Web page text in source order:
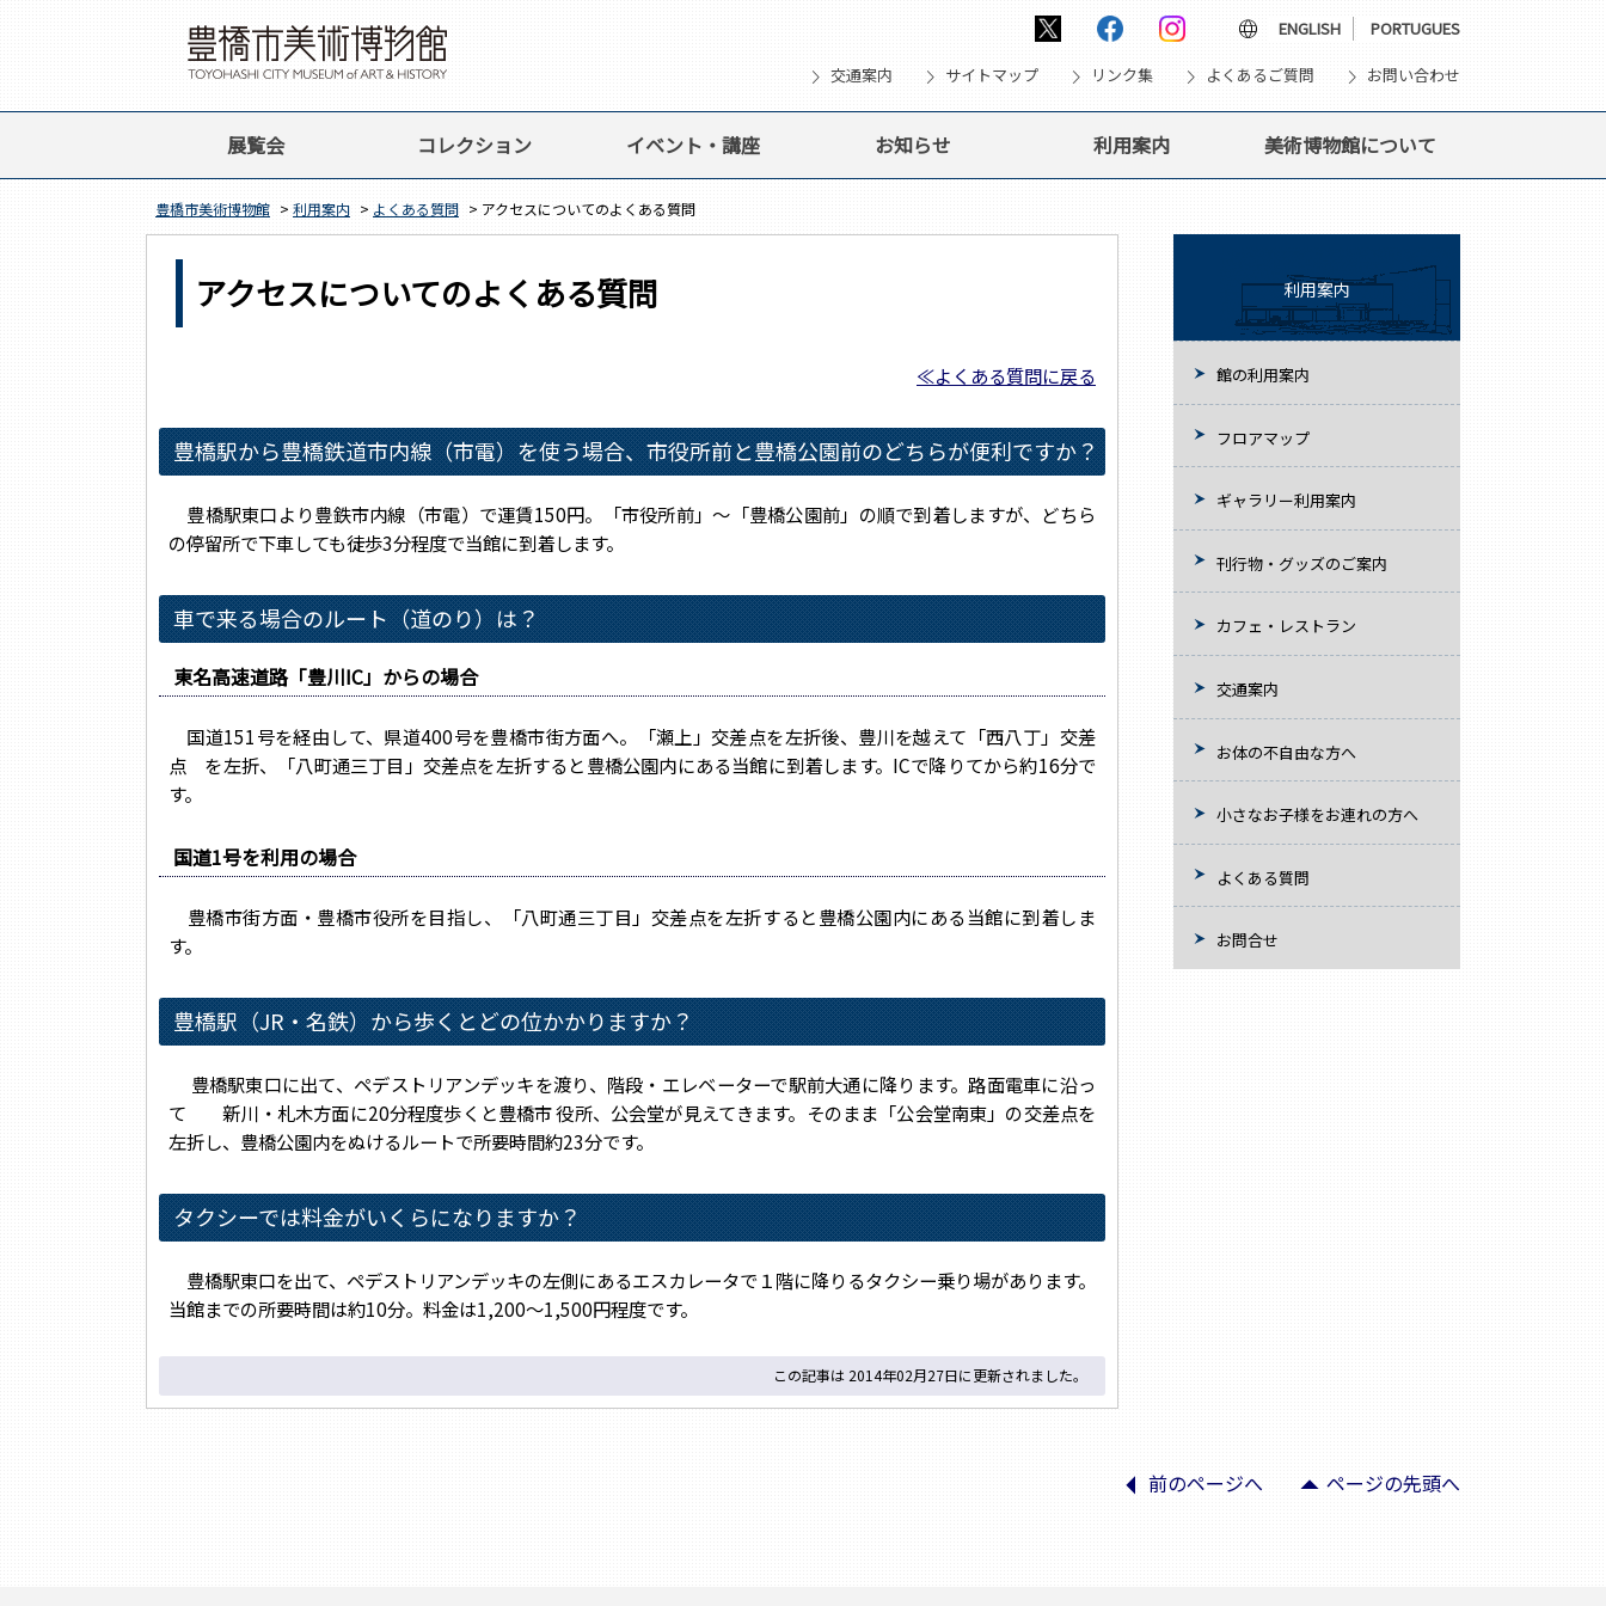
language ENGLISH PORTUGUES
chevron_right 交通案内 chevron_right サイトマップ chevron_right リンク集 chevron_right よくあるご質問 chevron_right お問い合わせ
展覧会 コレクション イベント・講座 お知らせ 利用案内 美術博物館について
豊橋市美術博物館 > 利用案内 > よくある質問 > アクセスについてのよくある質問
アクセスについてのよくある質問
≪よくある質問に戻る
豊橋駅から豊橋鉄道市内線（市電）を使う場合、市役所前と豊橋公園前のどちらが便利ですか？
豊橋駅東口より豊鉄市内線（市電）で運賃150円。「市役所前」～「豊橋公園前」の順で到着しますが、どちら
の停留所で下車しても徒歩3分程度で当館に到着します。
車で来る場合のルート（道のり）は？
東名高速道路「豊川IC」からの場合
国道151号を経由して、県道400号を豊橋市街方面へ。「瀬上」交差点を左折後、豊川を越えて「西八丁」交差
点 を左折、「八町通三丁目」交差点を左折すると豊橋公園内にある当館に到着します。ICで降りてから約16分で
す。
国道1号を利用の場合
豊橋市街方面・豊橋市役所を目指し、「八町通三丁目」交差点を左折すると豊橋公園内にある当館に到着しま
す。
豊橋駅（JR・名鉄）から歩くとどの位かかりますか？
豊橋駅東口に出て、ペデストリアンデッキを渡り、階段・エレベーターで駅前大通に降ります。路面電車に沿っ
て 新川・札木方面に20分程度歩くと豊橋市 役所、公会堂が見えてきます。そのまま「公会堂南東」の交差点を
左折し、豊橋公園内をぬけるルートで所要時間約23分です。
タクシーでは料金がいくらになりますか？
豊橋駅東口を出て、ペデストリアンデッキの左側にあるエスカレータで１階に降りるタクシー乗り場があります。
当館までの所要時間は約10分。料金は1,200～1,500円程度です。
この記事は 2014年02月27日に更新されました。
利用案内
館の利用案内
フロアマップ
ギャラリー利用案内
刊行物・グッズのご案内
カフェ・レストラン
交通案内
お体の不自由な方へ
小さなお子様をお連れの方へ
よくある質問
お問合せ
arrow_drop_upページの先頭へ
arrow_left前のページへ